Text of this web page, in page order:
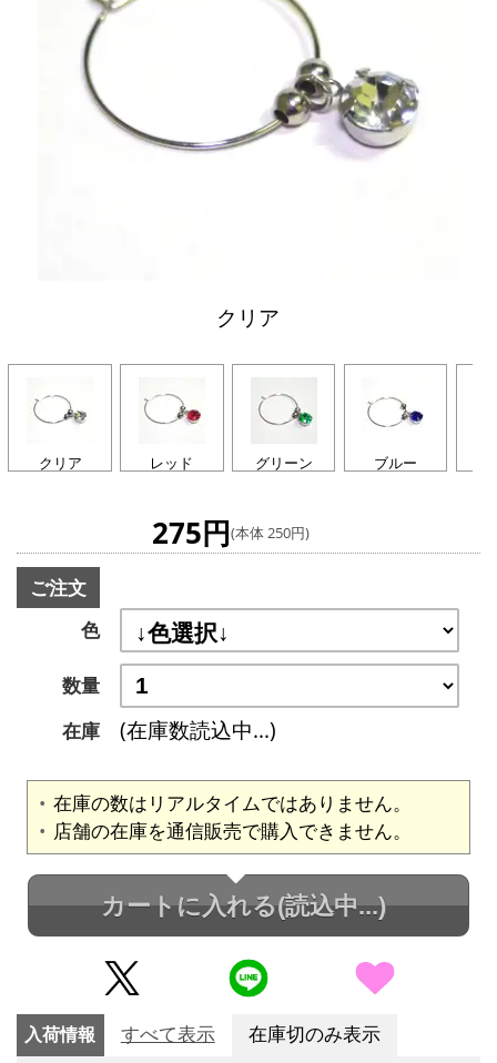
クリア
クリア レッド グリーン ブルー
275円(本体 250円)
ご注文
色
数量
在庫
(在庫数読込中...)
在庫の数はリアルタイムではありません。
店舗の在庫を通信販売で購入できません。
カートに入れる(読込中...)
入荷情報 すべて表示 在庫切のみ表示